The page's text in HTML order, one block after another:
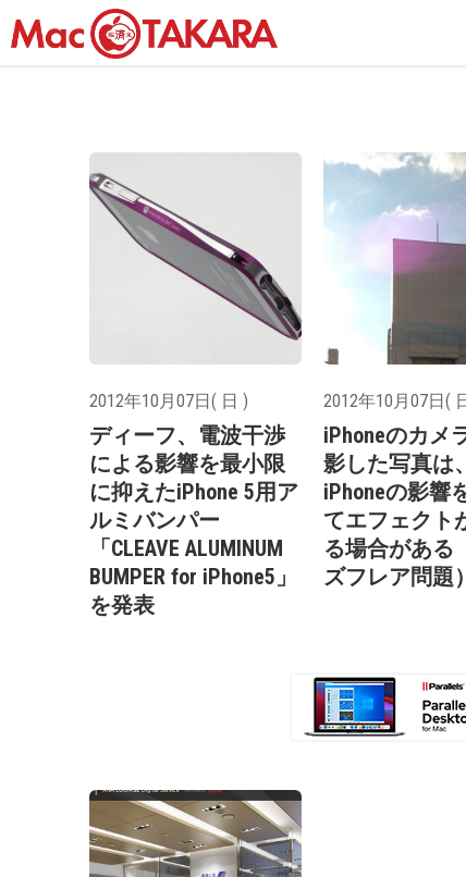
2012年10月07日( 日 )
ディーフ、電波干渉
による影響を最小限
に抑えたiPhone 5用ア
ルミバンパー
「CLEAVE ALUMINUM
BUMPER for iPhone5」
を発表
2012年10月07日(
iPhoneのカメ
影した写真は、
iPhoneの影響
てエフェクト
る場合がある
ズフレア問題）